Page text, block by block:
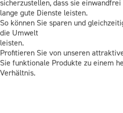
sicherzustellen, dass sie
lange gute Dienste leisten.
So können Sie sparen und
die Umwelt
leisten.
Profitieren Sie von unseren
Sie funktionale Produkte zu einem
Verhältnis.